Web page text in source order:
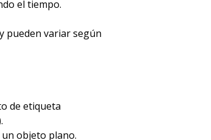
el tiempo.
pueden variar según
de etiqueta
un objeto plano.